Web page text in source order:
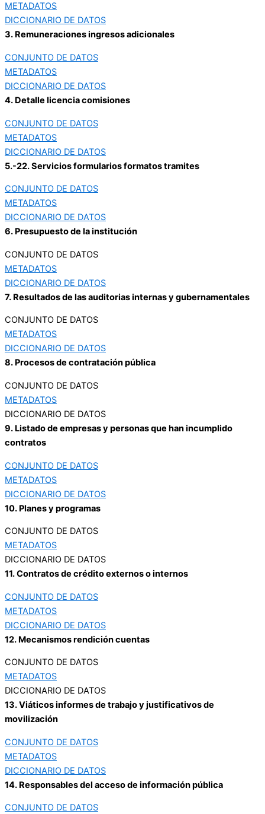
METADATOS
DICCIONARIO DE DATOS
3. Remuneraciones ingresos adicionales
CONJUNTO DE DATOS
METADATOS
DICCIONARIO DE DATOS
4. Detalle licencia comisiones
CONJUNTO DE DATOS
METADATOS
DICCIONARIO DE DATOS
5.-22. Servicios formularios formatos tramites
CONJUNTO DE DATOS
METADATOS
DICCIONARIO DE DATOS
6. Presupuesto de la institución
CONJUNTO DE DATOS
METADATOS
DICCIONARIO DE DATOS
7. Resultados de las auditorias internas y gubernamentales
CONJUNTO DE DATOS
METADATOS
DICCIONARIO DE DATOS
8. Procesos de contratación pública
CONJUNTO DE DATOS
METADATOS
DICCIONARIO DE DATOS
9. Listado de empresas y personas que han incumplido
contratos
CONJUNTO DE DATOS
METADATOS
DICCIONARIO DE DATOS
10. Planes y programas
CONJUNTO DE DATOS
METADATOS
DICCIONARIO DE DATOS
11. Contratos de crédito externos o internos
CONJUNTO DE DATOS
METADATOS
DICCIONARIO DE DATOS
12. Mecanismos rendición cuentas
CONJUNTO DE DATOS
METADATOS
DICCIONARIO DE DATOS
13. Viáticos informes de trabajo y justificativos de
movilización
CONJUNTO DE DATOS
METADATOS
DICCIONARIO DE DATOS
14. Responsables del acceso de información pública
CONJUNTO DE DATOS